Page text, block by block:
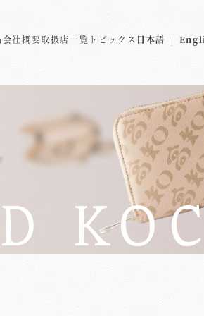
会社概要取扱店一覧 トピックス 日本語 |